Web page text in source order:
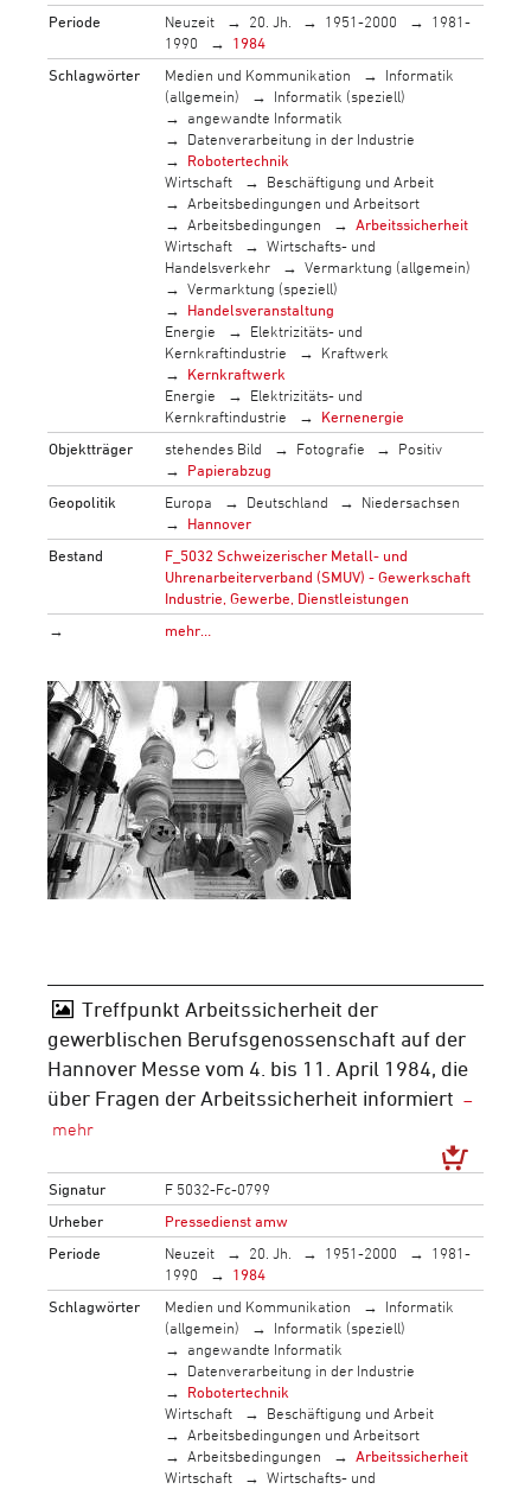
Periode
Neuzeit 20. Jh. 1951-2000
1981-
1990
1984
Schlagwörter
Medien und Kommunikation
Informatik
(allgemein)
Informatik (speziell)
angewandte Informatik
Datenverarbeitung in der Industrie
Robotertechnik
Wirtschaft
Beschäftigung und Arbeit
Arbeitsbedingungen und Arbeitsort
Arbeitsbedingungen
Arbeitssicherheit
Wirtschaft
Wirtschafts- und
Handelsverkehr
Vermarktung (allgemein)
Vermarktung (speziell)
Handelsveranstaltung
Energie
Elektrizitäts- und
Kernkraftindustrie
Kraftwerk
Kernkraftwerk
Energie
Elektrizitäts- und
Kernkraftindustrie
Kernenergie
Objektträger
stehendes Bild Fotografie
Positiv
Papierabzug
Geopolitik
Europa Deutschland
Niedersachsen
Hannover
Bestand
F_5032 Schweizerischer Metall- und
Uhrenarbeiterverband (SMUV) - Gewerkschaft
Industrie, Gewerbe, Dienstleistungen
→
mehr…
Treffpunkt Arbeitssicherheit der
gewerblischen Berufsgenossenschaft auf der
Hannover Messe vom 4. bis 11. April 1984, die
über Fragen der Arbeitssicherheit informiert
Signatur
F 5032-Fc-0799
Urheber
Pressedienst amw
Periode
Neuzeit 20. Jh. 1951-2000
1981-
1990
1984
Schlagwörter
Medien und Kommunikation
Informatik
(allgemein)
Informatik (speziell)
angewandte Informatik
Datenverarbeitung in der Industrie
Robotertechnik
Wirtschaft
Beschäftigung und Arbeit
Arbeitsbedingungen und Arbeitsort
Arbeitsbedingungen
Arbeitssicherheit
Wirtschaft
Wirtschafts- und